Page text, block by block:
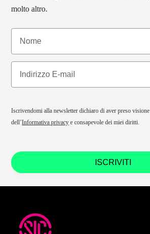
molto altro.
ISCRIVITI
Iscrivendomi alla newsletter dichiaro di aver preso visione
dell’Informativa privacy e consapevole dei miei diritti.